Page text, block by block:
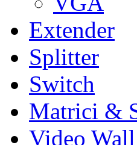
Extender
Splitter
Switch
Matrici &
Video Wall